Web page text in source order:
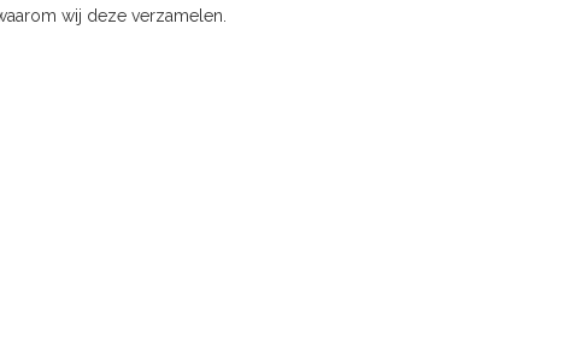
wij deze verzamelen.